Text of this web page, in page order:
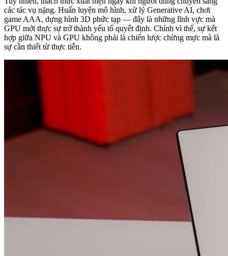
các tác vụ nặng. Huấn luyện mô hình, xử lý Generative AI, chơi
game AAA, dựng hình 3D phức tạp — đây là những lĩnh vực mà
GPU mới thực sự trở thành yếu tố quyết định. Chính vì thế, sự kết
hợp giữa NPU và GPU không phải là chiến lược chừng mực mà là
sự cần thiết từ thực tiễn.